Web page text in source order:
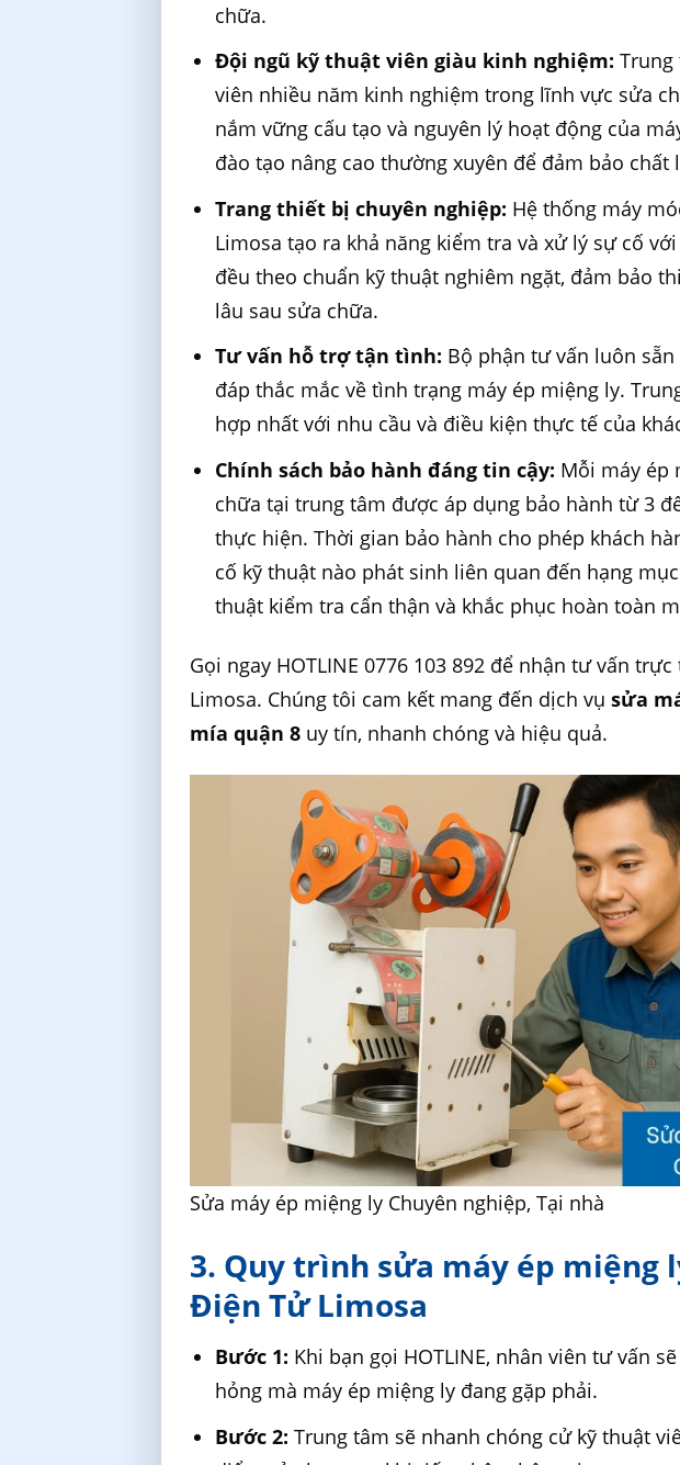
chữa.
Đội ngũ kỹ thuật viên giàu kinh nghiệm:
viên nhiều năm kinh nghiệm trong lĩnh vực sửa
nắm vững cấu tạo và nguyên lý hoạt động của
đào tạo nâng cao thường xuyên để đảm bảo chất
Trang thiết bị chuyên nghiệp: Hệ thống máy
Limosa tạo ra khả năng kiểm tra và xử lý sự cố
đều theo chuẩn kỹ thuật nghiêm ngặt, đảm bảo
lâu sau sửa chữa.
Tư vấn hỗ trợ tận tình: Bộ phận tư vấn luôn
đáp thắc mắc về tình trạng máy ép miệng ly.
hợp nhất với nhu cầu và điều kiện thực tế của
Chính sách bảo hành đáng tin cậy: Mỗi máy ép
chữa tại trung tâm được áp dụng bảo hành từ 3
thực hiện. Thời gian bảo hành cho phép khách
cố kỹ thuật nào phát sinh liên quan đến hạng
thuật kiểm tra cẩn thận và khắc phục hoàn toàn
Gọi ngay HOTLINE 0776 103 892 để nhận tư vấn
Limosa. Chúng tôi cam kết mang đến dịch vụsửa
mía quận 8 uy tín, nhanh chóng và hiệu quả.
Sửa máy ép miệng ly Chuyên nghiệp, Tại nhà
3. Quy trình sửa máy ép miệng
Điện Tử Limosa
Bước 1: Khi bạn gọi HOTLINE, nhân viên tư vấn
hỏng mà máy ép miệng ly đang gặp phải.
Bước 2: Trung tâm sẽ nhanh chóng cử kỹ thuật